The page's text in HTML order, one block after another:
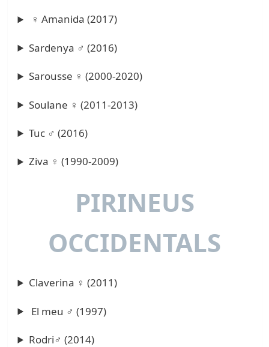
♀ Amanida (2017)
Sardenya ♂ (2016)
Sarousse ♀ (2000-2020)
Soulane ♀ (2011-2013)
Tuc ♂ (2016)
Ziva ♀ (1990-2009)
PIRINEUS
OCCIDENTALS
Claverina ♀ (2011)
El meu ♂ (1997)
Rodri♂ (2014)